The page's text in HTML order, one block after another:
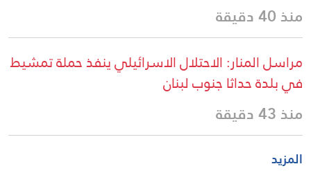
منذ 40 دقيقة
مراسل المنار: الاحتلال الاسرائيلي ينفذ حملة تمشيط
في بلدة حداثا جنوب لبنان
منذ 43 دقيقة
المزيد